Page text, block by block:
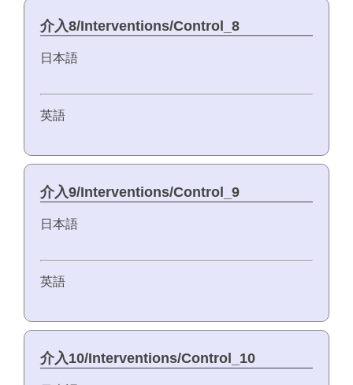
介入8/Interventions/Control_8
日本語
英語
介入9/Interventions/Control_9
日本語
英語
介入10/Interventions/Control_10